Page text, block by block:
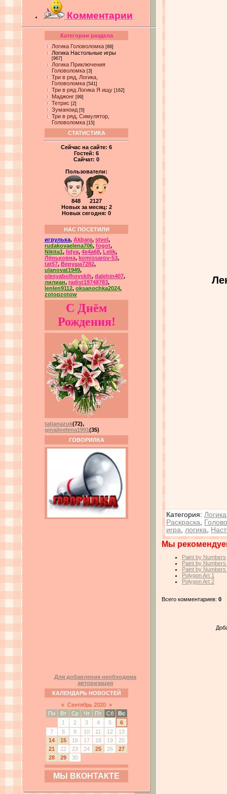
Комментарии
Категории раздела
Логика Головоломка [88]
Логика Настольные игры
[967]
Логика Приключения
Головоломка [3]
Три в ряд, Логика,
Головоломка [541]
Три в ряд Логика Я ищу [162]
Маджонг [99]
Тетрис [2]
Зуманоид [5]
Три в ряд, Симулятор,
Головоломка [15]
СТАТИСТИКА
Сейчас на сайте: 6
Гостей: 6
Сайчат: 0
Пользователи:
848 2127
Новых за месяц: 2
Новых сегодня: 0
НАС ПОСЕТИЛИ
игрулька, Akbara, stvol ,
rudakovaelena706, fogot,
Nikita1, lidya, 4e4a68, Lelik,
Лёньковна, komissarov-53,
tat57, Веруша7282,
ulanovat1949,
olesyabolhovskih, dalehin407,
лилиан, radist19748783,
lenlen9112, oksanochka2024,
zotopzotow
С Днём
Рождения!
tatjanazuk(72),
ginajloelena1991 (35)
ГОВОРИЛКА
Для добавления необходима
авторизация
КАЛЕНДАРЬ НОВОСТЕЙ
« Сентябрь 2020 »
Пн
Вт Ср Чт Пт Сб
Вс
1
2 3 4 5
6
7
8 9 10 11 12
13
14
15 16 17 18 19
20
21
22 23 24 25 26
27
28
29 30
МЫ ВКОНТАКТЕ
Категория:
Раскраска
игра
логика
Мы
Paint by Numbers
Paint by Numbers
Paint by Numbers
Polygon Art 1
Polygon Art 2
Всего комментариев: 0